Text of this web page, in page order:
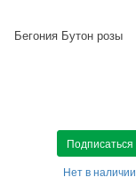
Бегония Бутон розы
Подписаться
Нет в наличии